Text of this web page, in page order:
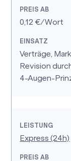
0,12 €/Wort
Verträge,
Revision
4-Augen-
Express (24h)